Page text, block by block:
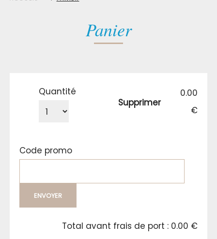
Panier
Quantité
Supprimer
0.00
€
Code promo
ENVOYER
Total avant frais de port : 0.00 €